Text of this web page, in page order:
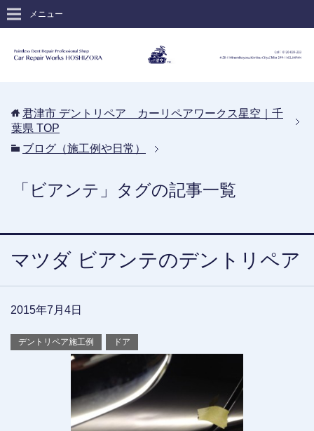
メニュー
君津市 デントリペア カーリペアワークス星空｜千
葉県 TOP
ブログ（施工例や日常）
「ビアンテ」タグの記事一覧
マツダ ビアンテのデントリペア
2015年7月4日
デントリペア施工例 ドア